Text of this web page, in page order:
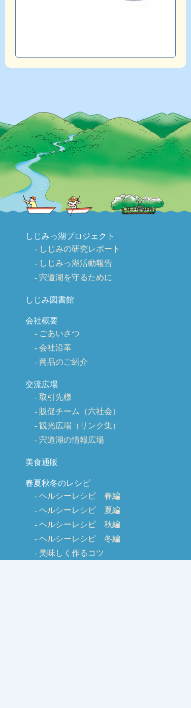
しじみっ湖プロジェクト
しじみの研究レポート
しじみっ湖活動報告
宍道湖を守るために
しじみ図書館
会社概要
ごあいさつ
会社沿革
商品のご紹介
交流広場
取引先様
販促チーム（六社会）
観光広場（リンク集）
宍道湖の情報広場
美食通販
春夏秋冬のレシピ
ヘルシーレシピ 春編
ヘルシーレシピ 夏編
ヘルシーレシピ 秋編
ヘルシーレシピ 冬編
美味しく作るコツ